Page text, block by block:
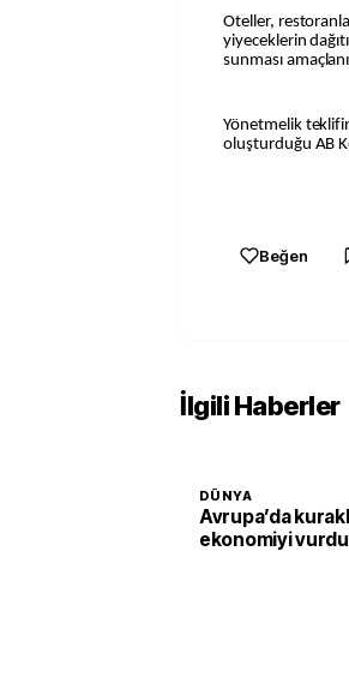
Oteller,
yiyeceklerin
sunması
Yönetmelik
oluşturduğu AB
Beğen
İlgili Haberler
DÜNYA
Avrupa’da
ekonomiyi vurdu